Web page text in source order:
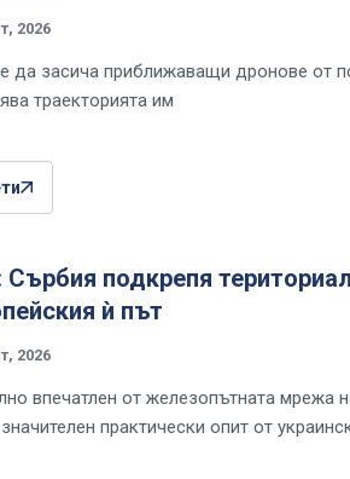
2026
да засича приближаващи дронове от
траекторията им
Сърбия подкрепя
ѝ път
2026
впечатлен от железопътната мрежа
практически опит от